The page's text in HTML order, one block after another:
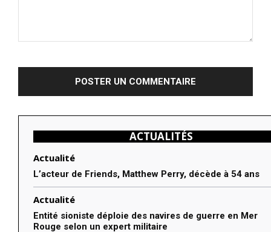
ACTUALITÉS
Actualité
L’acteur de Friends, Matthew Perry, décède à 54 ans
Actualité
Entité sioniste déploie des navires de guerre en Mer
Rouge selon un expert militaire